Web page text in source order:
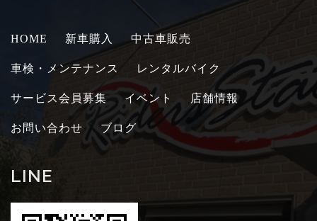
HOME 新車購入 中古車販売
車検・メンテナンス レンタルバイク
サービス会員募集 イベント 店舗情報
お問い合わせ ブログ
LINE